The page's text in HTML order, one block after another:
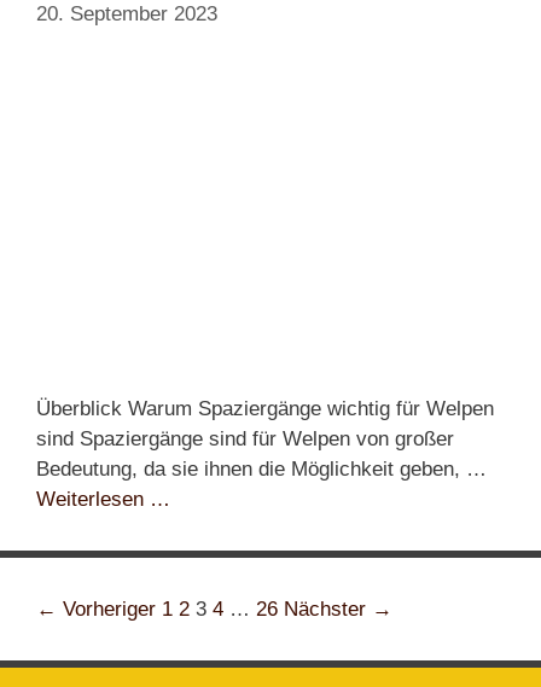
20. September 2023
Überblick Warum Spaziergänge wichtig für Welpen
sind Spaziergänge sind für Welpen von großer
Bedeutung, da sie ihnen die Möglichkeit geben, …
Weiterlesen …
Beitrags-
← Vorheriger 1 2 3 4 … 26 Nächster →